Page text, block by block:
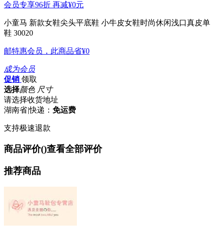
会员专享96折 再减¥0元
小童马 新款女鞋尖头平底鞋 小牛皮女鞋时尚休闲浅口真皮单
鞋 30020
邮特惠会员，此商品省¥0
成为会员
促销 领取
选择颜色 尺寸
请选择收货地址
湖南省|快递： 免运费
支持极速退款
商品评价()查看全部评价
推荐商品